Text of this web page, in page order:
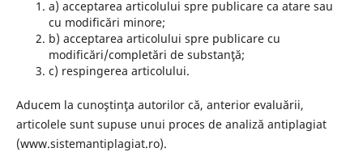
a) acceptarea articolului spre publicare ca atare sau
cu modificări minore;
b) acceptarea articolului spre publicare cu
modificări/completări de substanţă;
c) respingerea articolului.
Aducem la cunoştinţa autorilor că, anterior evaluării,
articolele sunt supuse unui proces de analiză antiplagiat
(www.sistemantiplagiat.ro).